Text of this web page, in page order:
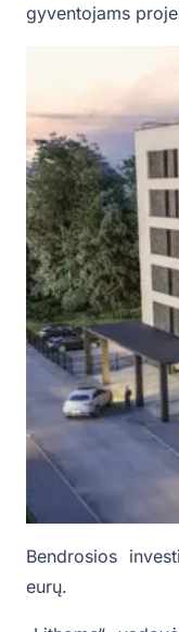
gyventojams
Bendrosios
eurų.